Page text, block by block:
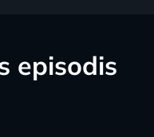
episodis